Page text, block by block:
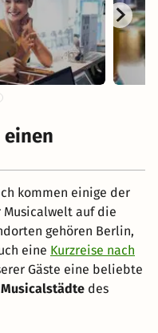
kommen einige der
Musicalwelt auf die
gehören Berlin,
eine Kurzreise nach
Gäste eine beliebte
des